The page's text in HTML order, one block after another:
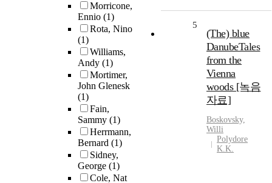
Morricone,
Ennio (1)
Rota, Nino
(1)
Williams,
Andy (1)
Mortimer,
John Glenesk
(1)
Fain,
Sammy (1)
Herrmann,
Bernard (1)
Sidney,
George (1)
Cole, Nat
5
(The) blue
DanubeTales
from the
Vienna
woods [녹음
자료]
Boskovsky,
Willi
Polydore
K.K.